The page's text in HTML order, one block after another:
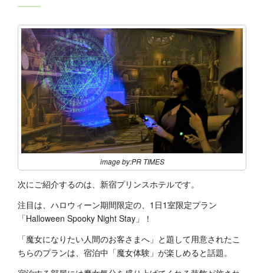
image by:PR TIMES
次にご紹介するのは、新宿プリンスホテルです。
注目は、ハロウィーン期間限定の、1日1室限定プラン
「Halloween Spooky Night Stay」！
「魔女になりたい人間のお客さまへ」と題して用意されたこ
ちらのプランは、宿泊中「魔女体験」が楽しめると話題。